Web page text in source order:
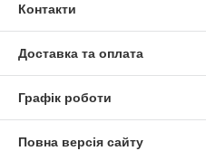
Контакти
Доставка та оплата
Графік роботи
Повна версія сайту